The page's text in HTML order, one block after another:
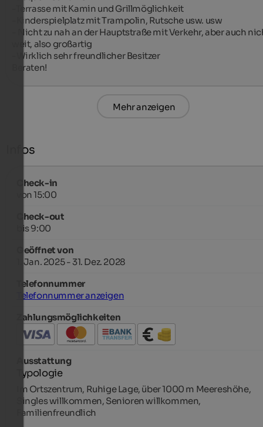
-Terrasse mit Kamin und Grillmöglichkeit
-Kinderspielplatz mit Trampolin, Rutsche usw. usw
- Nicht zu nah an der Hauptstraße mit Verkehr, aber auch
weit, also großartig
-Wirklich sehr freundlicher Besitzer
Beraten!
Mehr anzeigen
Infos
Check-in
von 15:00
Check-out
bis 9:00
Geöffnet von
1. Jan. 2025 - 31. Dez. 2028
Telefonnummer
Telefonnummer anzeigen
Zahlungsmöglichkeiten
Ausstattung
Typologie
Im Ortszentrum, Ruhige Lage, über 1000 m Meereshöhe,
Singles willkommen, Senioren willkommen,
Familienfreundlich